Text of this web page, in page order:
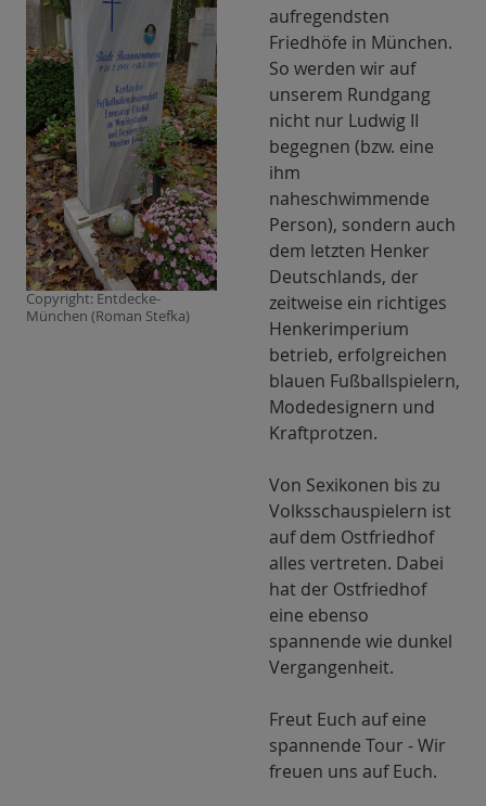
Copyright: Entdecke-
München (Roman Stefka)
StefkaFoto:
Roman
Stefka
aufregendsten
Friedhöfe in München.
So werden wir auf
unserem Rundgang
nicht nur Ludwig II
begegnen (bzw. eine
ihm
naheschwimmende
Person), sondern auch
dem letzten Henker
Deutschlands, der
zeitweise ein richtiges
Henkerimperium
betrieb, erfolgreichen
blauen Fußballspielern,
Modedesignern und
Kraftprotzen.
Von Sexikonen bis zu
Volksschauspielern ist
auf dem Ostfriedhof
alles vertreten. Dabei
hat der Ostfriedhof
eine ebenso
spannende wie dunkel
Vergangenheit.
Freut Euch auf eine
spannende Tour - Wir
freuen uns auf Euch.